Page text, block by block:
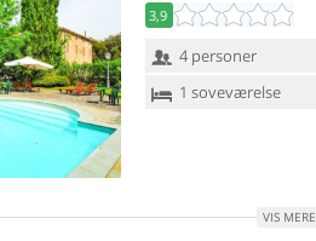
3,9
4 personer
1 soveværelse
VIS MERE